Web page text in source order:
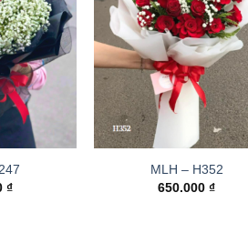
₫
MLH – H352
650.000₫